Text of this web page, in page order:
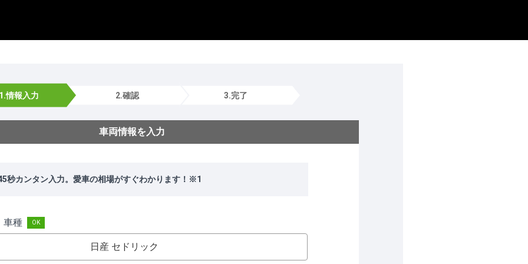
情報入力 2.確認 3.完了
車両情報を入力
秒カンタン入力。愛車の相場がすぐわかります！※1
車種
日産 セドリック